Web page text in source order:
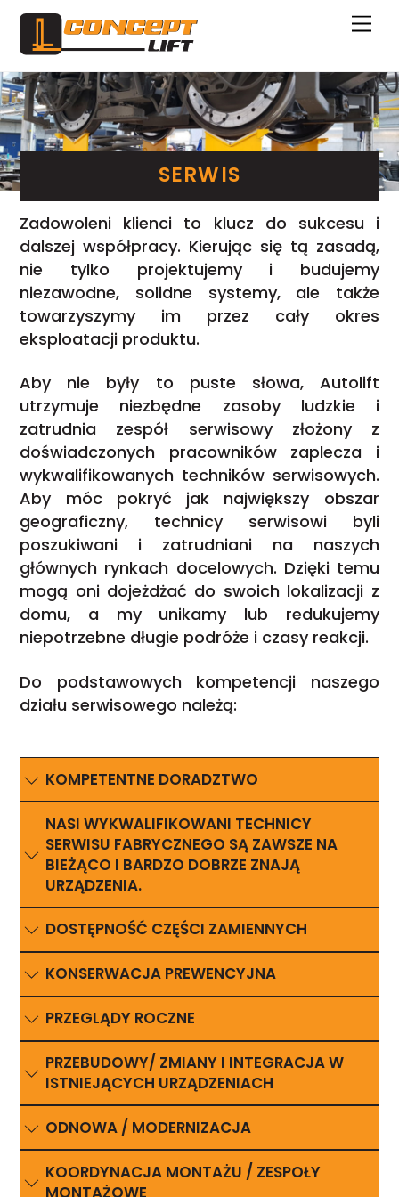
Skip
content
SERWIS
Zadowoleni klienci to klucz do sukcesu i
dalszej współpracy. Kierując się tą zasadą,
nie tylko projektujemy i budujemy
niezawodne, solidne systemy, ale także
towarzyszymy im przez cały okres
eksploatacji produktu.
Aby nie były to puste słowa, Autolift
utrzymuje niezbędne zasoby ludzkie i
zatrudnia zespół serwisowy złożony z
doświadczonych pracowników zaplecza i
wykwalifikowanych techników serwisowych.
Aby móc pokryć jak największy obszar
geograficzny, technicy serwisowi byli
poszukiwani i zatrudniani na naszych
głównych rynkach docelowych. Dzięki temu
mogą oni dojeżdżać do swoich lokalizacji z
domu, a my unikamy lub redukujemy
niepotrzebne długie podróże i czasy reakcji.
Do podstawowych kompetencji naszego
działu serwisowego należą:
KOMPETENTNE DORADZTWO
NASI WYKWALIFIKOWANI TECHNICY
SERWISU FABRYCZNEGO SĄ ZAWSZE NA
BIEŻĄCO I BARDZO DOBRZE ZNAJĄ
URZĄDZENIA.
DOSTĘPNOŚĆ CZĘŚCI ZAMIENNYCH
KONSERWACJA PREWENCYJNA
PRZEGLĄDY ROCZNE
PRZEBUDOWY/ ZMIANY I INTEGRACJA W
ISTNIEJĄCYCH URZĄDZENIACH
ODNOWA / MODERNIZACJA
KOORDYNACJA MONTAŻU / ZESPOŁY
MONTAŻOWE